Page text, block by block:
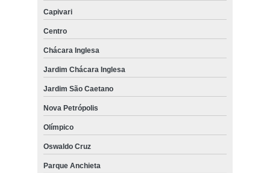
Capivari
Centro
Chácara Inglesa
Jardim Chácara Inglesa
Jardim São Caetano
Nova Petrópolis
Olímpico
Oswaldo Cruz
Parque Anchieta